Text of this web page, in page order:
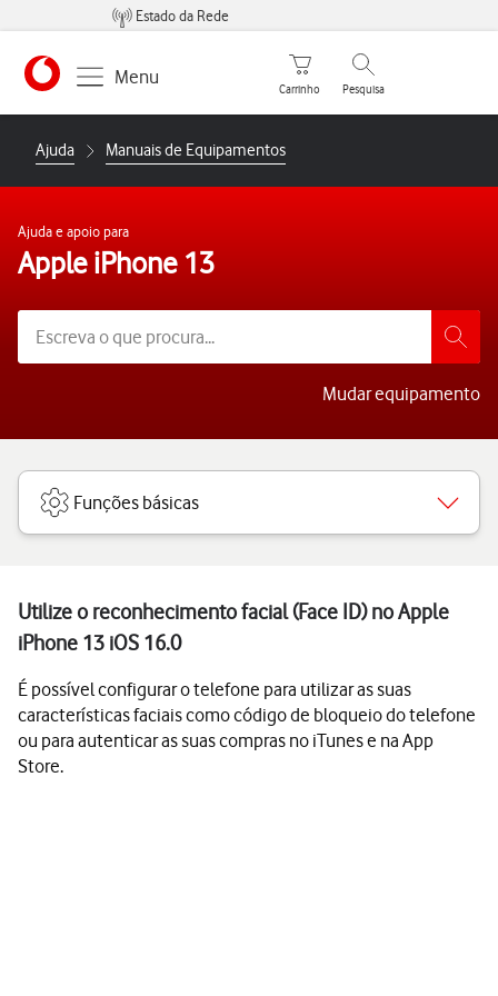
Estado da Rede
https://www.vodafone.pt
Menu
Carrinho de compras
Carrinho
Pesquisar
Pesquisa
Ajuda Manuais de Equipamentos
Ajuda e apoio para
Apple iPhone 13
Mudar equipamento
Funções básicas
Utilize o reconhecimento facial (Face ID) no Apple
iPhone 13 iOS 16.0
É possível configurar o telefone para utilizar as suas
características faciais como código de bloqueio do telefone
ou para autenticar as suas compras no iTunes e na App
Store.